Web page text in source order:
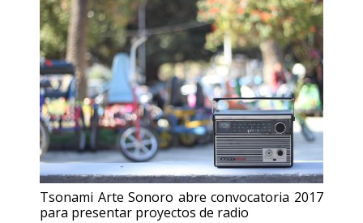
Tsonami Arte Sonoro abre convocatoria 2017
para presentar proyectos de radio